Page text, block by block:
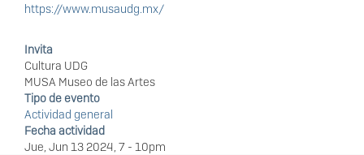
https://www.musaudg.mx/
Invita
Cultura UDG
MUSA Museo de las Artes
Tipo de evento
Actividad general
Fecha actividad
Jue, Jun 13 2024, 7 - 10pm